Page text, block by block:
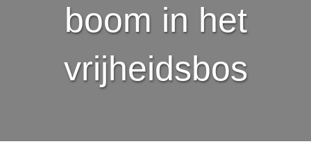
boom in het
vrijheidsbos